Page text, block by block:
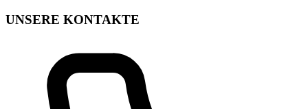
UNSERE KONTAKTE